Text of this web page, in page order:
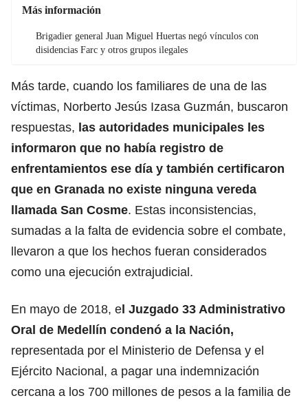
Más información
Brigadier general Juan Miguel Huertas negó vínculos con
disidencias Farc y otros grupos ilegales
Más tarde, cuando los familiares de una de las
víctimas, Norberto Jesús Izasa Guzmán, buscaron
respuestas, las autoridades municipales les
informaron que no había registro de
enfrentamientos ese día y también certificaron
que en Granada no existe ninguna vereda
llamada San Cosme. Estas inconsistencias,
sumadas a la falta de evidencia sobre el combate,
llevaron a que los hechos fueran considerados
como una ejecución extrajudicial.
En mayo de 2018, el Juzgado 33 Administrativo
Oral de Medellín condenó a la Nación,
representada por el Ministerio de Defensa y el
Ejército Nacional, a pagar una indemnización
cercana a los 700 millones de pesos a la familia de